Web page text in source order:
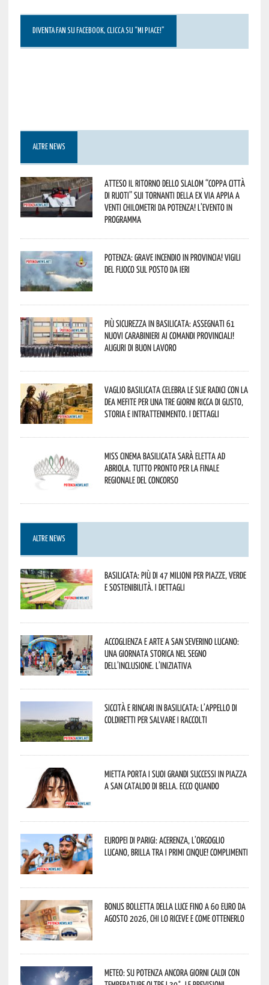
DIVENTA FAN SU FACEBOOK, CLICCA SU “MI PIACE!”
ALTRE NEWS
Atteso il ritorno dello slalom “Coppa Città
di Ruoti” sui tornanti della ex via Appia a
venti chilometri da Potenza! L’evento in
programma
Potenza: grave incendio in Provincia! Vigili
del fuoco sul posto da ieri
Più sicurezza in Basilicata: assegnati 61
nuovi Carabinieri ai Comandi provinciali!
Auguri di buon lavoro
Vaglio Basilicata celebra le sue radici con la
Dea Mefite per una tre giorni ricca di gusto,
storia e intrattenimento. I dettagli
Miss Cinema Basilicata sarà eletta ad
Abriola. Tutto pronto per la finale
regionale del concorso
ALTRE NEWS
Basilicata: più di 47 milioni per piazze, verde
e sostenibilità. I dettagli
Accoglienza e arte a San Severino Lucano:
una giornata storica nel segno
dell’inclusione. L’iniziativa
Siccità e rincari in Basilicata: l’appello di
Coldiretti per salvare i raccolti
Mietta porta i suoi grandi successi in piazza
a San Cataldo di Bella. Ecco quando
Europei di Parigi: Acerenza, l’orgoglio
lucano, brilla tra i primi cinque! Complimenti
Bonus bolletta della luce fino a 60 euro da
agosto 2026, chi lo riceve e come ottenerlo
Meteo: su Potenza ancora giorni caldi con